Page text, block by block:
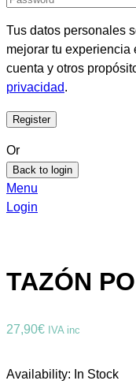
Tus datos personales
mejorar tu experiencia
cuenta y otros
privacidad.
Or
Back to login
Menu
Login
TAZÓN
27,90€ IVA inc
Availability: In Stock